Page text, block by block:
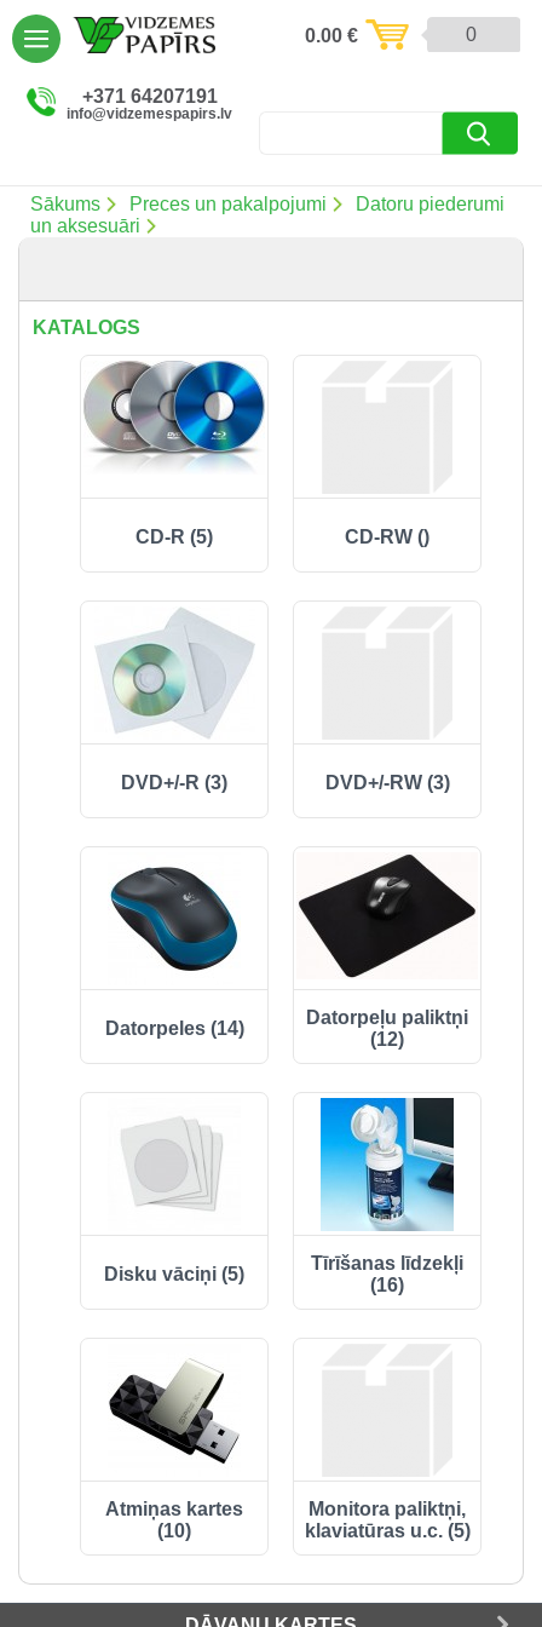
+371 64207191
info@vidzemespapirs.lv
0
0.00€
Sākums Preces un pakalpojumi
Datoru piederumi
un aksesuāri
KATALOGS
CD-R (5) CD-RW ()
DVD+/-R (3) DVD+/-RW (3)
Datorpeles (14)
Datorpeļu paliktņi
(12)
Disku vāciņi (5)
Tīrīšanas līdzekļi
(16)
Atmiņas kartes
(10)
Monitora paliktņi,
klaviatūras u.c. (5)
AIZVĒRT
Atlaides (12)
Ielogoties
Reģistrēties